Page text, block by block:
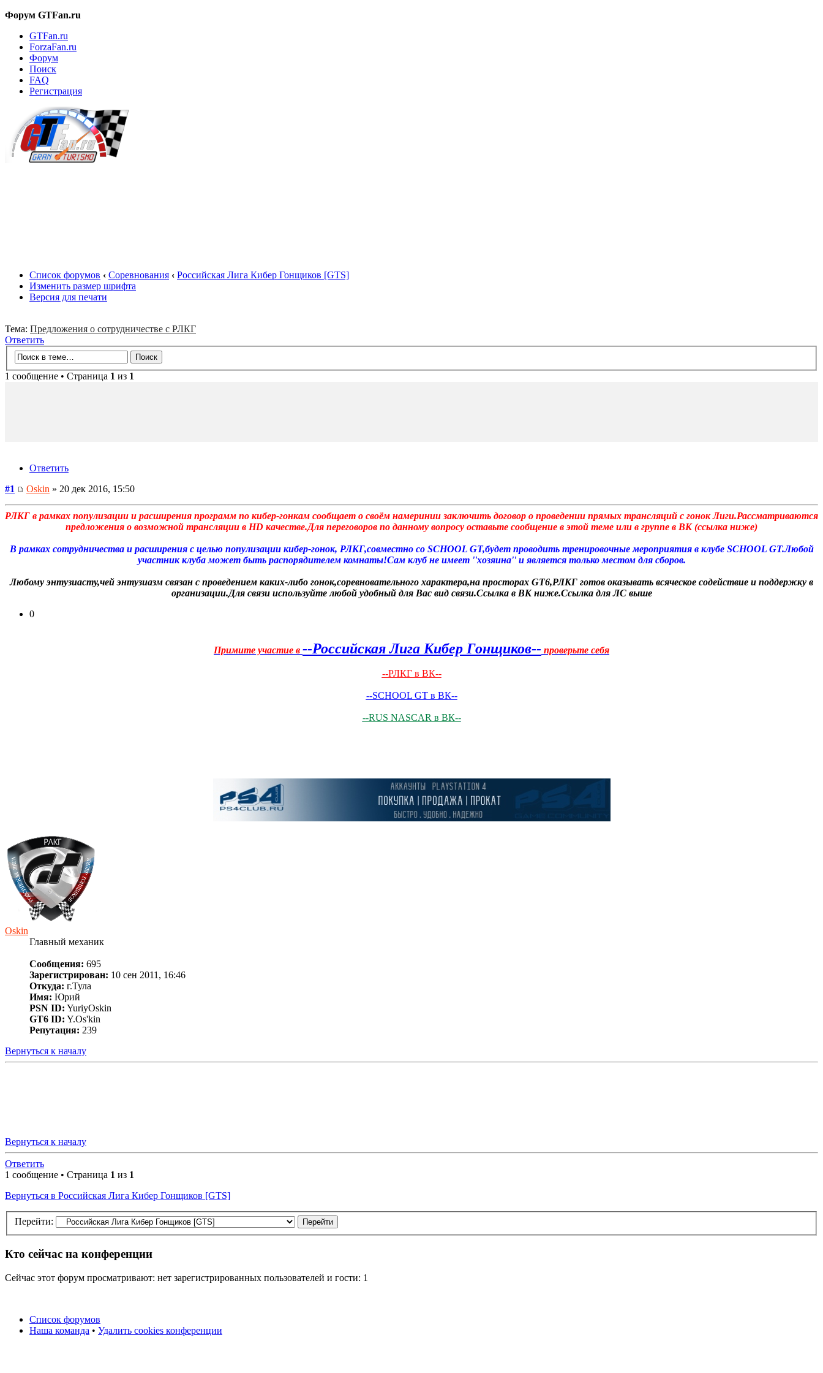
Форум GTFan.ru
GTFan.ru
ForzaFan.ru
Форум
Поиск
FAQ
Регистрация
Список форумов ‹ Соревнования ‹ Российская Лига Кибер Гонщиков [GTS]
Изменить размер шрифта
Версия для печати
Тема: Предложения о сотрудничестве с РЛКГ
Ответить
1 сообщение • Страница 1 из 1
Ответить
#1
Oskin » 20 дек 2016, 15:50
РЛКГ в рамках популизации и расширения программ по кибер-гонкам сообщает о своём намеринии заключить договор о проведении прямых трансляций с гонок Лиги.Рассматриваются
предложения о возможной трансляции в HD качестве.Для переговоров по данному вопросу оставьте сообщение в этой теме или в группе в ВК (ссылка ниже)
В рамках сотрудничества и расширения с целью популизации кибер-гонок, РЛКГ,совместно со SCHOOL GT,будет проводить тренировочные мероприятия в клубе SCHOOL GT.Любой
участник клуба может быть распорядителем комнаты!Сам клуб не имеет ''хозяина'' и является только местом для сборов.
Любому энтузиасту,чей энтузиазм связан с проведением каких-либо гонок,соревновательного характера,на просторах GT6,РЛКГ готов оказывать всяческое содействие и поддержку в
организации.Для связи используйте любой удобный для Вас вид связи.Ссылка в ВК ниже.Ссылка для ЛС выше
0
Примите участие в --Российская Лига Кибер Гонщиков-- проверьте себя
--РЛКГ в ВК--
--SCHOOL GT в ВК--
--RUS NASCAR в ВК--
Oskin
Главный механик
Сообщения: 695
Зарегистрирован: 10 сен 2011, 16:46
Откуда: г.Тула
Имя: Юрий
PSN ID: YuriyOskin
GT6 ID: Y.Os'kin
Репутация: 239
Вернуться к началу
Вернуться к началу
Ответить
1 сообщение • Страница 1 из 1
Вернуться в Российская Лига Кибер Гонщиков [GTS]
Перейти:
Кто сейчас на конференции
Сейчас этот форум просматривают: нет зарегистрированных пользователей и гости: 1
Список форумов
Наша команда • Удалить cookies конференции